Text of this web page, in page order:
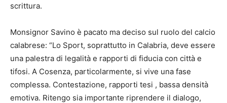
scrittura.
Monsignor Savino è pacato ma deciso sul ruolo del calcio
calabrese: “Lo Sport, soprattutto in Calabria, deve essere
una palestra di legalità e rapporti di fiducia con città e
tifosi. A Cosenza, particolarmente, si vive una fase
complessa. Contestazione, rapporti tesi , bassa densità
emotiva. Ritengo sia importante riprendere il dialogo,